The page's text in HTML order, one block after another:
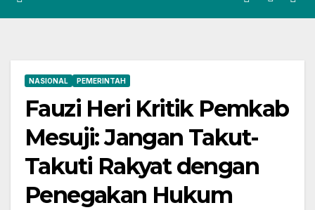
NASIONAL PEMERINTAH
Fauzi Heri Kritik Pemkab
Mesuji: Jangan Takut-
Takuti Rakyat dengan
Penegakan Hukum